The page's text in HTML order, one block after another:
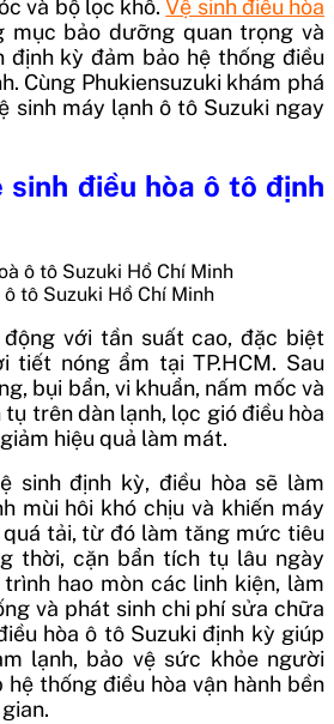
và bộ lọc khô.Vệ sinh điều hòa
mục bảo dưỡng quan trọng và
kỳ đảm bảo hệ thống điều
Cùng Phukiensuzuki khám phá
sinh máy lạnh ô tô Suzuki ngay
sinh điều hòa ô tô định
tô Suzuki Hồ Chí Minh
với tần suất cao, đặc biệt
tiết nóng ẩm tại TP.HCM. Sau
bụi bẩn, vi khuẩn, nấm mốc và
trên dàn lạnh, lọc gió điều hòa
hiệu quả làm mát.
sinh định kỳ, điều hòa sẽ làm
mùi hôi khó chịu và khiến máy
tải, từ đó làm tăng mức tiêu
thời, cặn bẩn tích tụ lâu ngày
hao mòn các linh kiện, làm
và phát sinh chi phí sửa chữa
hòa ô tô Suzuki định kỳ giúp
lạnh, bảo vệ sức khỏe người
thống điều hòa vận hành bền